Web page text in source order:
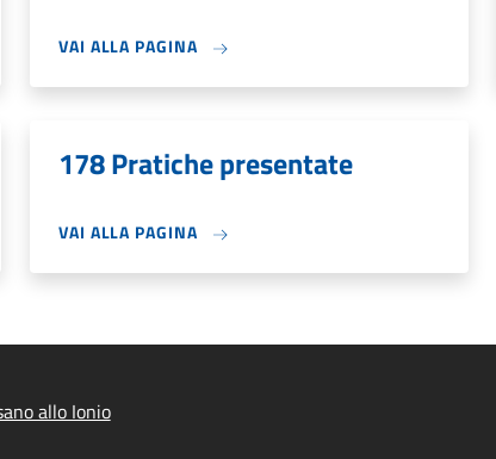
VAI ALLA PAGINA
178 Pratiche presentate
VAI ALLA PAGINA
allo Ionio